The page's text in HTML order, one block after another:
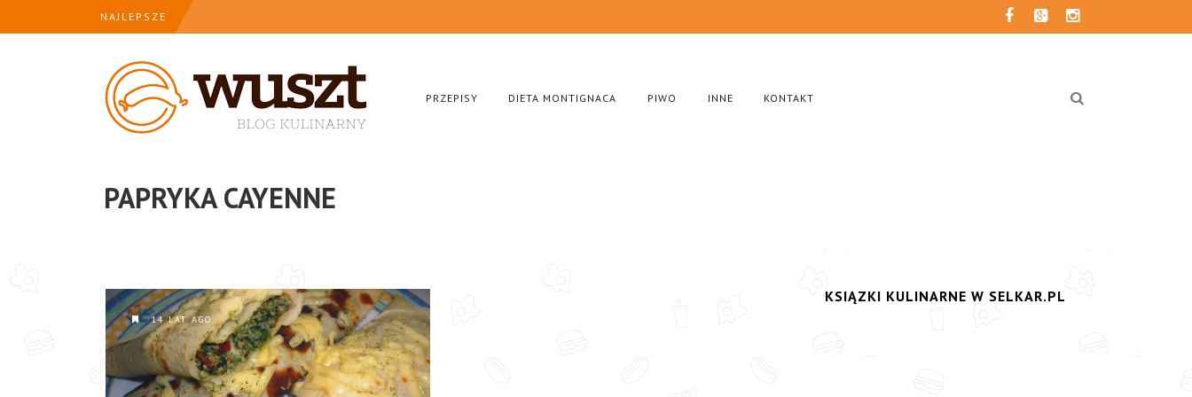
NAJLEPSZE
PRZEPISY DIETA MONTIGNACA PIWO INNE KONTAKT
PAPRYKA CAYENNE
14 LAT AGO
KSIĄZKI KULINARNE W SELKAR.PL